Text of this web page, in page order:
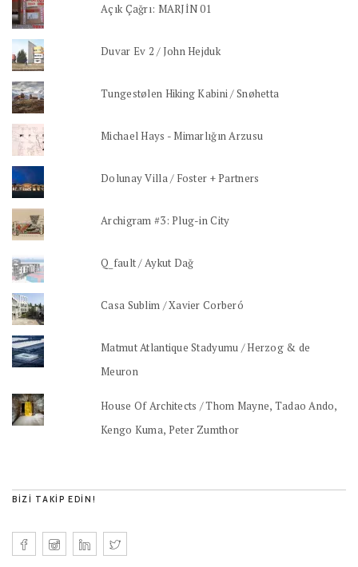
Açık Çağrı: MARJİN 01
Duvar Ev 2 / John Hejduk
Tungestølen Hiking Kabini / Snøhetta
Michael Hays - Mimarlığın Arzusu
Dolunay Villa / Foster + Partners
Archigram #3: Plug-in City
Q_fault / Aykut Dağ
Casa Sublim / Xavier Corberó
Matmut Atlantique Stadyumu / Herzog & de
Meuron
House Of Architects / Thom Mayne, Tadao Ando,
Kengo Kuma, Peter Zumthor
BIZI TAKIP EDIN!